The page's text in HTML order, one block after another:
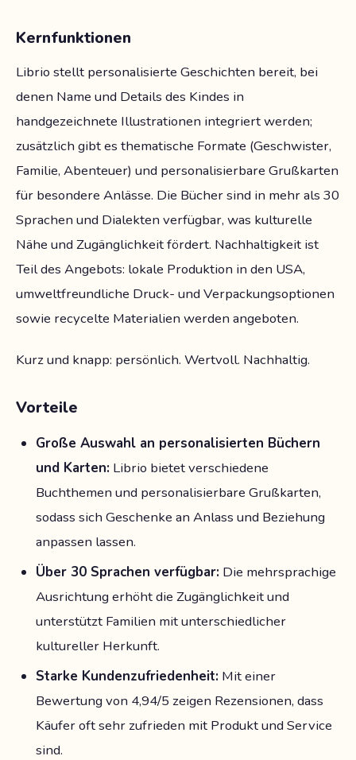
Kernfunktionen
Librio stellt personalisierte Geschichten bereit, bei
denen Name und Details des Kindes in
handgezeichnete Illustrationen integriert werden;
zusätzlich gibt es thematische Formate (Geschwister,
Familie, Abenteuer) und personalisierbare Grußkarten
für besondere Anlässe. Die Bücher sind in mehr als 30
Sprachen und Dialekten verfügbar, was kulturelle
Nähe und Zugänglichkeit fördert. Nachhaltigkeit ist
Teil des Angebots: lokale Produktion in den USA,
umweltfreundliche Druck- und Verpackungsoptionen
sowie recycelte Materialien werden angeboten.
Kurz und knapp: persönlich. Wertvoll. Nachhaltig.
Vorteile
Große Auswahl an personalisierten Büchern
und Karten: Librio bietet verschiedene
Buchthemen und personalisierbare Grußkarten,
sodass sich Geschenke an Anlass und Beziehung
anpassen lassen.
Über 30 Sprachen verfügbar: Die mehrsprachige
Ausrichtung erhöht die Zugänglichkeit und
unterstützt Familien mit unterschiedlicher
kultureller Herkunft.
Starke Kundenzufriedenheit: Mit einer
Bewertung von 4,94/5 zeigen Rezensionen, dass
Käufer oft sehr zufrieden mit Produkt und Service
sind.